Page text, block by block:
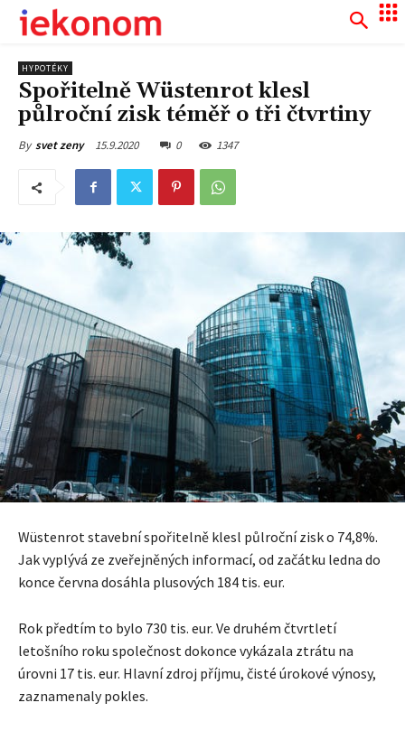
HYPOTÉKY
Spořitelně Wüstenrot klesl
půlroční zisk téměř o tři čtvrtiny
By svet zeny 15.9.2020 0 1347
Wüstenrot stavební spořitelně klesl půlroční zisk o 74,8%.
Jak vyplývá ze zveřejněných informací, od začátku ledna do
konce června dosáhla plusových 184 tis. eur.
Rok předtím to bylo 730 tis. eur. Ve druhém čtvrtletí
letošního roku společnost dokonce vykázala ztrátu na
úrovni 17 tis. eur. Hlavní zdroj příjmu, čisté úrokové výnosy,
zaznamenaly pokles.